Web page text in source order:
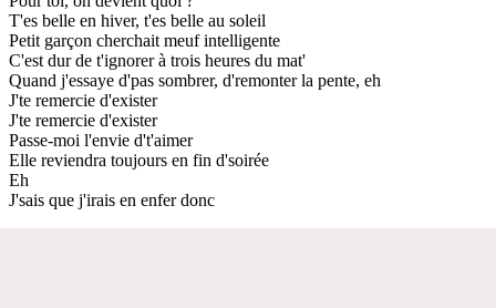
T'es belle en hiver, t'es belle au soleil
Petit garçon cherchait meuf intelligente
C'est dur de t'ignorer à trois heures du mat'
Quand j'essaye d'pas sombrer, d'remonter la pente, eh
J'te remercie d'exister
J'te remercie d'exister
Passe-moi l'envie d't'aimer
Elle reviendra toujours en fin d'soirée
Eh
J'sais que j'irais en enfer donc